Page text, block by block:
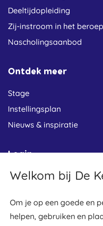
Deeltijdopleiding
Zij-instroom in het beroep
Nascholingsaanbod
Ontdek meer
Stage
Instellingsplan
Nieuws & inspiratie
Login
Leerplein
Osiris docent
Gradework
Welkom bij De
Om je op een goede en
helpen, gebruiken en